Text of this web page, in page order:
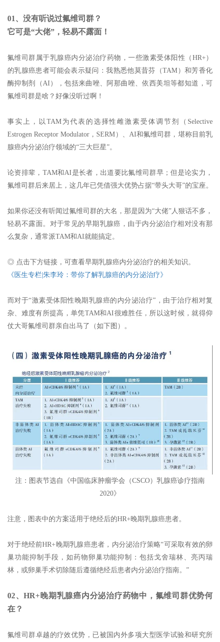
01、没有听说过氟维司群？
它可是“大佬”，轻易不露面！
氟维司群属于乳腺癌内分泌治疗药物，一些激素受体阳性（HR+）
的乳腺癌患者可能会表示疑问：我熟悉他莫昔芬（TAM）和芳香化
酶抑制剂（AI），包括来曲唑、阿那曲唑、依西美坦等都知道，可
氟维司群是啥？好像没听过啊！
事实上，以TAM为代表的选择性雌激素受体调节剂（Selective
Estrogen Receptor Modulator，SERM）、AI和氟维司群，堪称目前乳
腺癌内分泌治疗领域的“三大巨星”。
论资排辈，TAM和AI是长者，出道要比氟维司群早；但是论实力，
氟维司群后来居上，这几年已凭借强大优势占据“带头大哥”的宝座。
如果你还没有听闻过氟维司群的大名，那是因为“大佬”人狠话不多，
轻易不露面。对于常见的早期乳腺癌，由于内分泌治疗相对没有那
么复杂，通常派TAM和AI就能搞定。
◎ 点击下方链接，可查看早期乳腺癌内分泌治疗的相关知识。
《医生专栏|朱李玲：带你了解乳腺癌的内分泌治疗》
而对于“激素受体阳性晚期乳腺癌的内分泌治疗”，由于治疗相对复
杂、难度有所提高，单凭TAM和AI很难胜任，所以这时候，就得仰
仗大哥氟维司群亲自出马了（如下图）。
注：图表节选自《中国临床肿瘤学会（CSCO）乳腺癌诊疗指南
2020》
注意，图表中的方案适用于绝经后的HR+晚期乳腺癌患者。
对于绝经前HR+晚期乳腺癌患者，内分泌治疗策略“可采取有效的卵
巢功能抑制手段，如药物卵巢功能抑制：包括戈舍瑞林、亮丙瑞
林，或卵巢手术切除随后遵循绝经后患者内分泌治疗指南。”
02、HR+晚期乳腺癌内分泌治疗药物中，氟维司群优势何
在？
氟维司群卓越的疗效优势，已被国内外多项大型医学试验和研究所